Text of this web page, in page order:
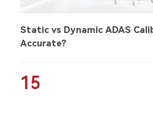
Static vs Dynamic ADAS
Accurate?
15